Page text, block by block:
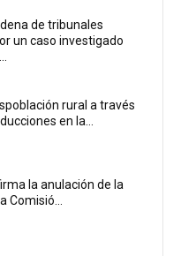
de tribunales
un caso investigado
rural a través
en la...
la anulación de la
Comisió...